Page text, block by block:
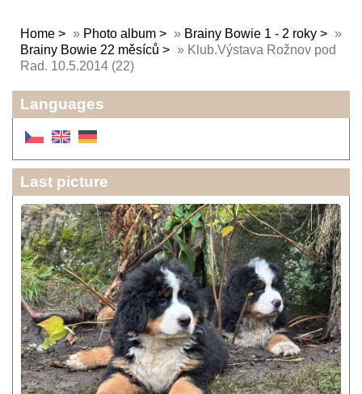
Home » Photo album » Brainy Bowie 1 - 2 roky
»
Brainy Bowie 22 měsíců
» Klub.Výstava Rožnov pod
Rad. 10.5.2014 (22)
Languages
Last picture